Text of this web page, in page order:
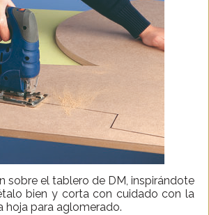
sobre el tablero de DM, inspirándote
bien y corta con cuidado con la
hoja para aglomerado.